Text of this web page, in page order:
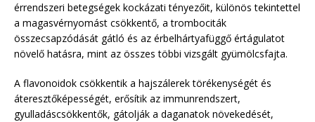
érrendszeri betegségek kockázati tényezőit, különös tekintettel
a magasvérnyomást csökkentő, a trombociták
összecsapzódását gátló és az érbelhártyafüggő értágulatot
növelő hatásra, mint az összes többi vizsgált gyümölcsfajta.
A flavonoidok csökkentik a hajszálerek törékenységét és
áteresztőképességét, erősítik az immunrendszert,
gyulladáscsökkentők, gátolják a daganatok növekedését,